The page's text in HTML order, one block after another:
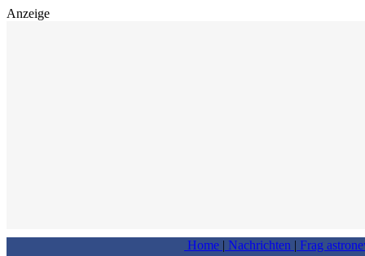
Anzeige
Home | Nachrichten | Frag